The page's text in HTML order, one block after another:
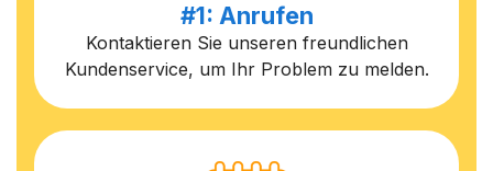
#1: Anrufen
Kontaktieren Sie unseren freundlichen
Kundenservice, um Ihr Problem zu melden.